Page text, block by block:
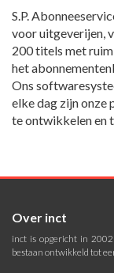
S.P.
voor uitgeverijen,
200 titels met
het
Ons
elke dag zijn onze
te ontwikkelen en
Over inct
inct is opgericht in
bestaan ontwikkeld tot